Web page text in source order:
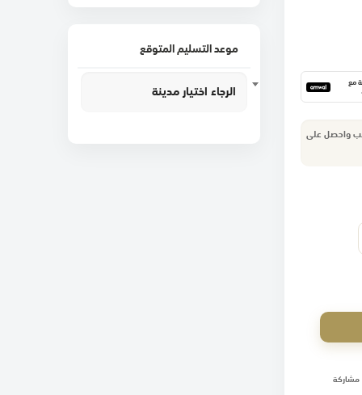
دفعة مع
واحصل على
مشاركة
موعد التسليم المتوقع
الرجاء اختيار مدينة